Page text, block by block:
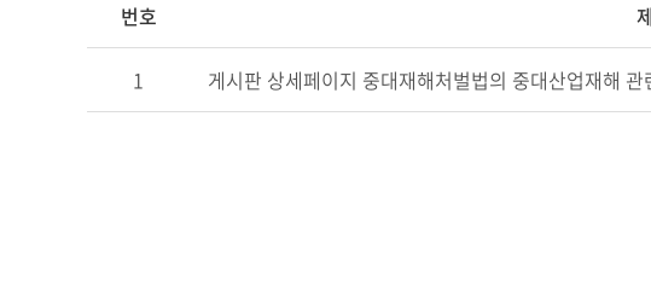
번호
1 게시판 상세페이지 중대재해처벌법의 중대산업재해 관